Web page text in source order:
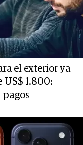
el exterior ya
US$ 1.800:
pagos